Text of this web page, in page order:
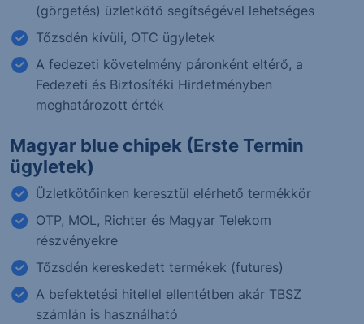
(görgetés) üzletkötő segítségével lehetséges
Tőzsdén kívüli, OTC ügyletek
A fedezeti követelmény páronként eltérő, a
Fedezeti és Biztosítéki Hirdetményben
meghatározott érték
Magyar blue chipek (Erste Termin
ügyletek)
Üzletkötőinken keresztül elérhető termékkör
OTP, MOL, Richter és Magyar Telekom
részvényekre
Tőzsdén kereskedett termékek (futures)
A befektetési hitellel ellentétben akár TBSZ
számlán is használható